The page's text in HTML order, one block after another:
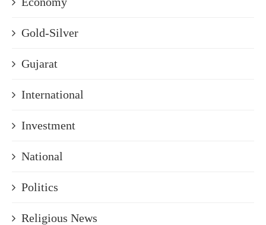
Gold-Silver
Gujarat
International
Investment
National
Politics
Religious News